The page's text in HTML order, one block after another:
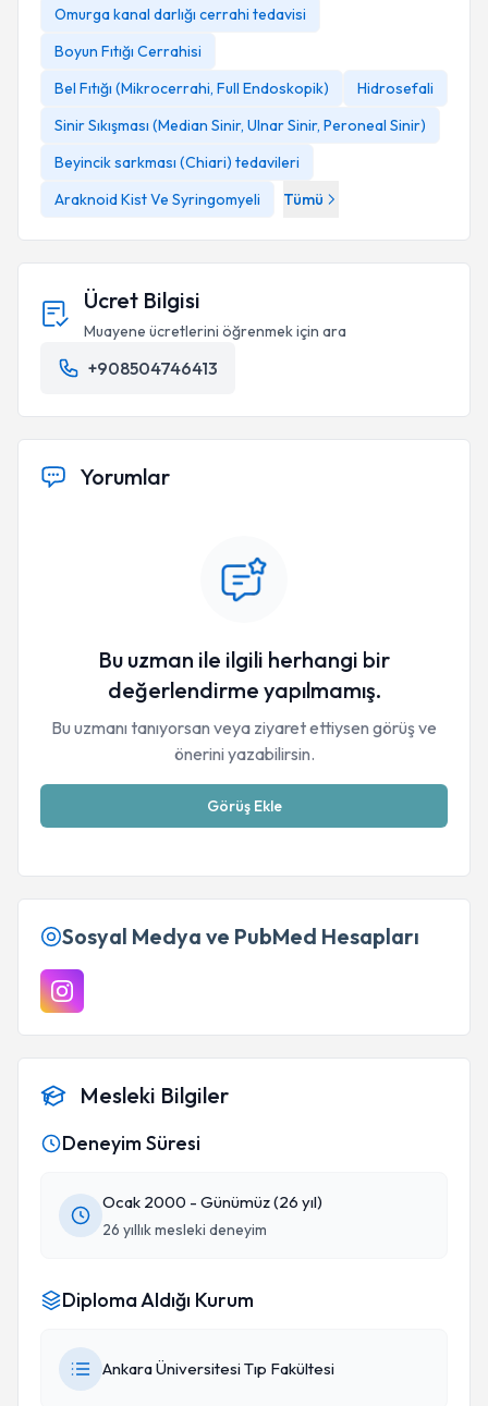
Feyzi Birol Sarıca, Professor Dr.
Omurga kanal darlığı cerrahi tedavisi
Boyun Fıtığı Cerrahisi
Bel Fıtığı (Mikrocerrahi, Full Endoskopik)
Hidrosefali
Sinir Sıkışması (Median Sinir, Ulnar Sinir, Peroneal Sinir)
Beyincik sarkması (Chiari) tedavileri
Araknoid Kist Ve Syringomyeli
Tümü
Ücret Bilgisi
Muayene ücretlerini öğrenmek için ara
+908504746413
Yorumlar
Bu uzman ile ilgili herhangi bir
değerlendirme yapılmamış.
Bu uzmanı tanıyorsan veya ziyaret ettiysen görüş ve
önerini yazabilirsin.
Görüş Ekle
Sosyal Medya ve PubMed Hesapları
Mesleki Bilgiler
Deneyim Süresi
Ocak 2000 - Günümüz (26 yıl)
26 yıllık mesleki deneyim
Diploma Aldığı Kurum
Ankara Üniversitesi Tıp Fakültesi